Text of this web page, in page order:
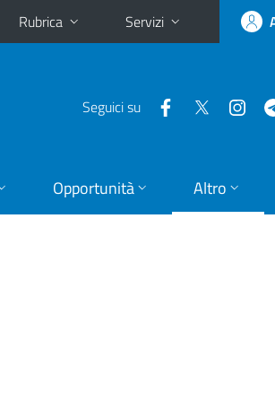
Rubrica Servizi
Seguici su
Opportunità Altro